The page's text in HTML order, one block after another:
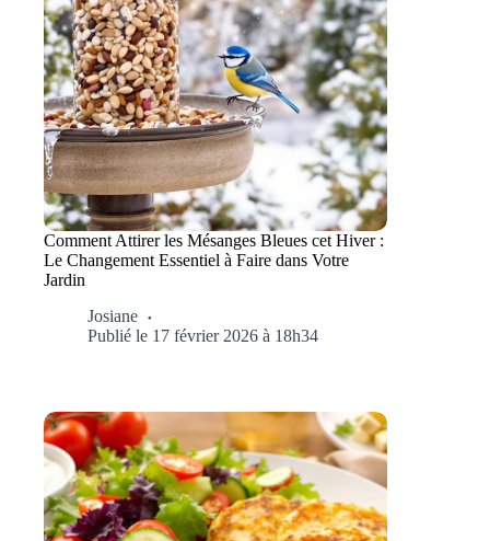
Comment Attirer les Mésanges Bleues cet Hiver :
Le Changement Essentiel à Faire dans Votre
Jardin
Josiane
Publié le 17 février 2026 à 18h34